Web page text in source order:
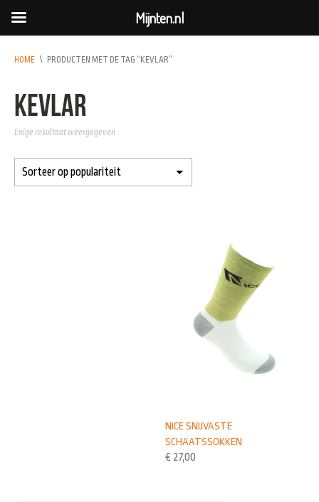
HOME \ PRODUCTEN MET DE TAG “KEVLAR”
kevlar
Enige resultaat weergegeven
NICE SNIJVASTE
SCHAATSSOKKEN
€ 27,00
Mijnten.nl